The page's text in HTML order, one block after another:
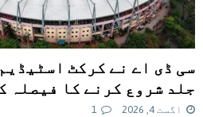
سی ڈی اے نے کرکٹ
جلد شروع کرنے کا فیصلہ
اگست 4, 2026 1